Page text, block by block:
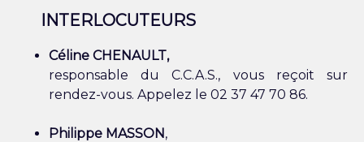
INTERLOCUTEURS
Céline CHENAULT,
responsable du C.C.A.S., vous reçoit sur
rendez-vous. Appelez le 02 37 47 70 86.
Philippe MASSON,